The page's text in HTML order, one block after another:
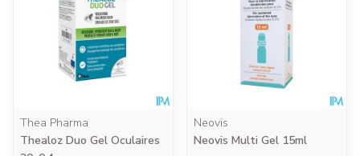
Thea Pharma
Thealoz Duo Gel Oculaires
Neovis
Neovis Multi Gel 15ml